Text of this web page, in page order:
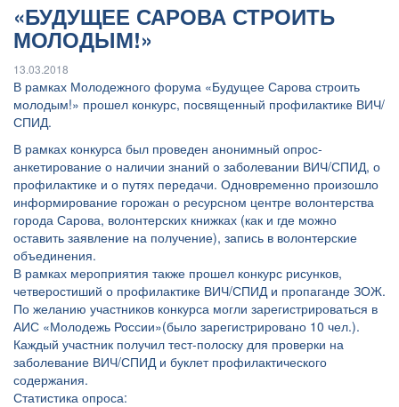
«БУДУЩЕЕ САРОВА СТРОИТЬ
МОЛОДЫМ!»
13.03.2018
В рамках Молодежного форума «Будущее Сарова строить
молодым!» прошел конкурс, посвященный профилактике ВИЧ/
СПИД.
В рамках конкурса был проведен анонимный опрос-
анкетирование о наличии знаний о заболевании ВИЧ/СПИД, о
профилактике и о путях передачи. Одновременно произошло
информирование горожан о ресурсном центре волонтерства
города Сарова, волонтерских книжках (как и где можно
оставить заявление на получение), запись в волонтерские
объединения.
В рамках мероприятия также прошел конкурс рисунков,
четверостиший о профилактике ВИЧ/СПИД и пропаганде ЗОЖ.
По желанию участников конкурса могли зарегистрироваться в
АИС «Молодежь России»(было зарегистрировано 10 чел.).
Каждый участник получил тест-полоску для проверки на
заболевание ВИЧ/СПИД и буклет профилактического
содержания.
Статистика опроса: